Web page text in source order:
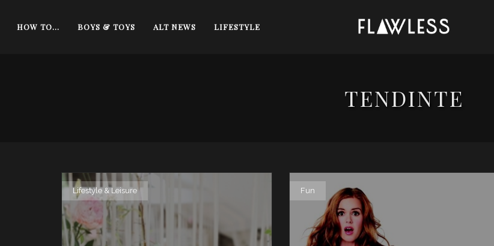
HOW TO… BOYS & TOYS ALT NEWS LIFESTYLE
TENDINTE
Lifestyle & Leisure Fun